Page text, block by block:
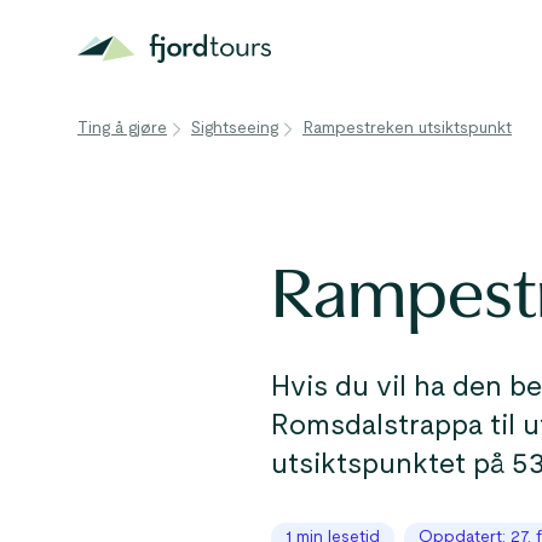
Ting å gjøre Sightseeing Rampestreken utsiktspunkt
Hvis du vil ha den
Romsdalstrappa til
utsiktspunktet på
1 min lesetid Oppdatert: 27.